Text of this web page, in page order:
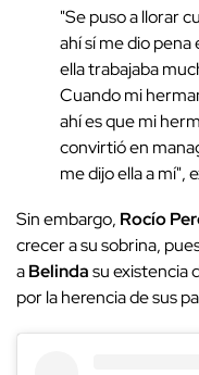
"Se puso a llorar
ahí sí me dio
ella trabajaba
Cuando mi
ahí es que mi
convirtió en
me dijo ella a mí",
Sin embargo, Rocío
crecer a su sobrina,
aBelindasu existencia
por la herencia de sus